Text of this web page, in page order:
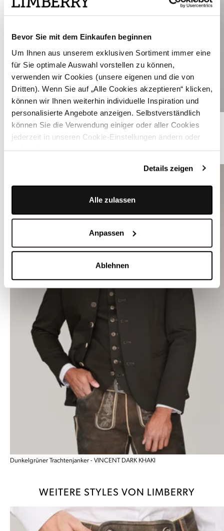
Bevor Sie mit dem Einkaufen beginnen
Um Ihnen aus unserem exklusiven Sortiment immer eine
für Sie optimale Auswahl vorstellen zu können,
verwenden wir Cookies (unsere eigenen und die von
Dritten). Wenn Sie auf „Alle Cookies akzeptieren“ klicken,
können wir Ihnen weiterhin individuelle Inspiration und
personalisierte Angebote anzeigen. Selbstverständlich
können Sie die Verwendung einiger oder aller Cookies
jederzeit in unseren Cookie-Einstellungen ändern oder
Details zeigen
Alle zulassen
Anpassen
Ablehnen
Sandfarbene Lederhose - LEOPOLD SAND
ÄHNLICHE STYLES
Dunkelgrüner Trachtenjanker - VINCENT DARK KHAKI
WEITERE STYLES VON LIMBERRY